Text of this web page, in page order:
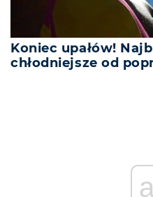
Koniec upałów!
chłodniejsze od